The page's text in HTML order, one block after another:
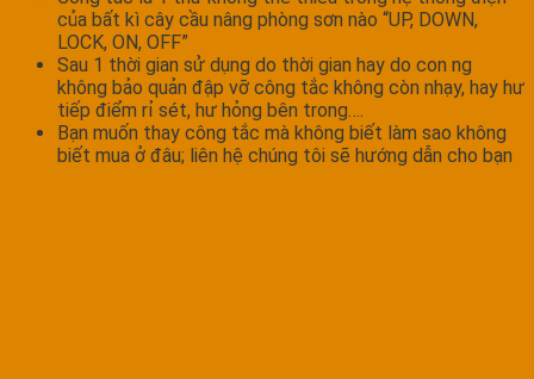
của bất kì cây cầu nâng phòng sơn nào “UP, DOWN,
LOCK, ON, OFF”
Sau 1 thời gian sử dụng do thời gian hay do con ng
không bảo quản đập vỡ công tắc không còn nhạy, hay hư
tiếp điểm rỉ sét, hư hỏng bên trong….
Bạn muốn thay công tắc mà không biết làm sao không
biết mua ở đâu; liên hệ chúng tôi sẽ hướng dẫn cho bạn